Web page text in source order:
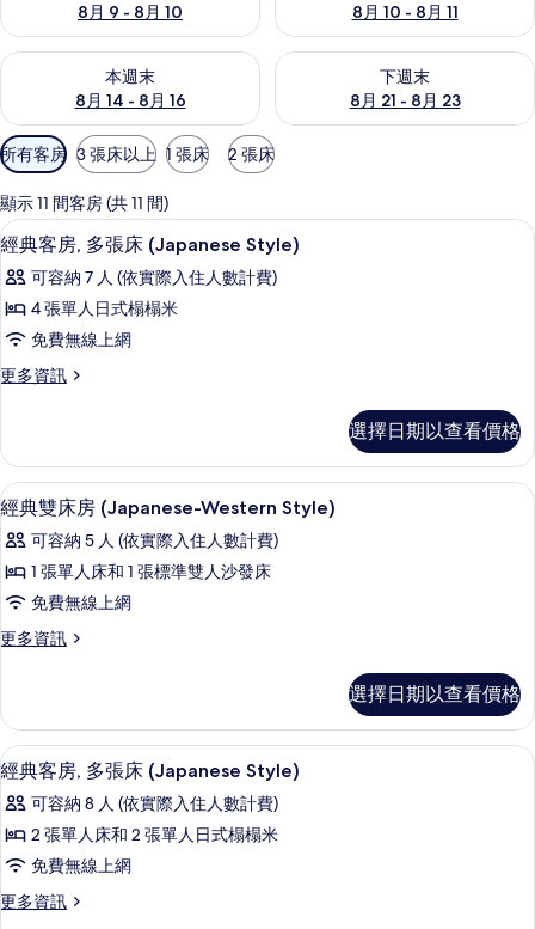
8月 9 - 8月 10
8月 10 - 8月 11
本週末
8月 14 - 8月 16
查看本週末 (8月 14 - 8月 16) 的供應情況
下週末
8月 21 - 8月 23
查看下週末 (8月 21 - 8月 23)
可
用
的
客
房
篩
選
條
所有客房 3 張床以上 1 張床 2 張床
顯示 11 間客房 (共 11 間)
顯
示
經
典
房,
張
床
(Japanese
Style)
的
所
有
經典客房, 多張床 (Japanese Style) |
9
經典客房, 多張床 (Japanese Style)
可容納 7 人 (依實際入住人數計費)
4 張單人日式榻榻米
免費無線上網
更多資訊
更
客
房,
多
床
(Japanese
Style)
的
詳
情
選擇日期以查看價格
顯
示
經
典
床
(Japanese-
Western
Style)
的
所
有
相
高級寢具、羽絨被、客房內保險箱、書
8
經典雙床房 (Japanese-Western Style)
可容納 5 人 (依實際入住人數計費)
1 張單人床和 1 張標準雙人沙發床
免費無線上網
更多資訊
更
雙
床
房
(Japanese-
Western
Style)
詳
情
選擇日期以查看價格
顯
示
經
典
房,
經典客房, 多張床 (Japanese Style) |
9
經典客房, 多張床 (Japanese Style)
可容納 8 人 (依實際入住人數計費)
2 張單人床和 2 張單人日式榻榻米
免費無線上網
更多資訊
更